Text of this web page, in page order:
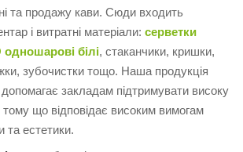
та продажу кави. Сюди входить
і витратні матеріали: серветки
одношарові білі, стаканчики, кришки,
зубочистки тощо. Наша продукція
закладам підтримувати високу
тому що відповідає високим вимогам
та естетики.